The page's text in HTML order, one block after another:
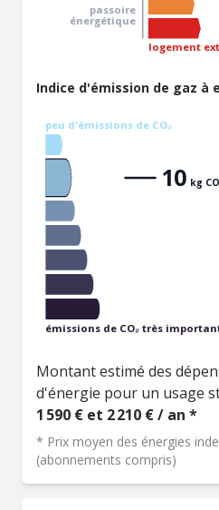
logement
passoire
énergétique
Indice d'émission de gaz à
peu d'émissions de CO₂
émissions de CO₂ très
10 kg
Montant estimé des
d'énergie pour un usage
1 590 € et 2 210 € / an *
* Prix moyen des énergies
(abonnements compris)